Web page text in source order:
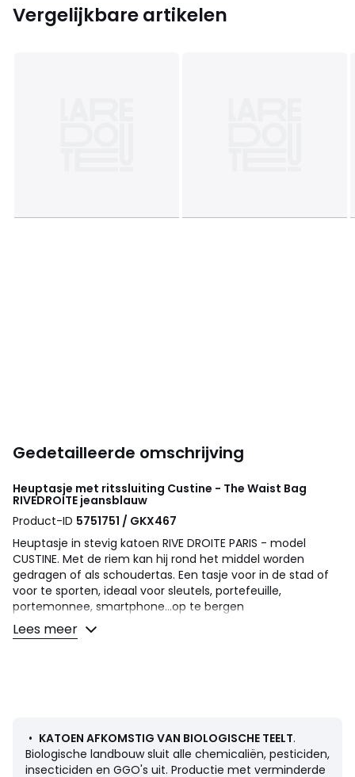
Vergelijkbare artikelen
Gedetailleerde omschrijving
Heuptasje met ritssluiting Custine - The Waist Bag
RIVEDROITE jeansblauw
Product-ID 5751751 / GKX467
Heuptasje in stevig katoen RIVE DROITE PARIS - model
CUSTINE. Met de riem kan hij rond het middel worden
gedragen of als schoudertas. Een tasje voor in de stad of
voor te sporten, ideaal voor sleutels, portefeuille,
portemonnee, smartphone...op te bergen
Details
• Vorm van de mand: Heuptas
• Afmetingen: L25 x H17 cm
Samenstelling en onderhoud
Lees meer
• KATOEN AFKOMSTIG VAN BIOLOGISCHE TEELT.
Biologische landbouw sluit alle chemicaliën, pesticiden,
insecticiden en GGO's uit. Productie met verminderde